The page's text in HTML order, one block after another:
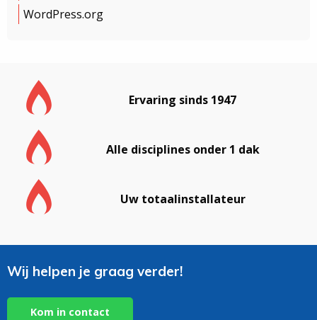
WordPress.org
Ervaring sinds 1947
Alle disciplines onder 1 dak
Uw totaalinstallateur
Wij helpen je graag verder!
Kom in contact